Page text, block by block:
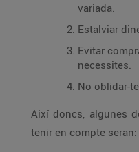
variada.
Estalviar
Evitar
necessites.
No oblidar-
Així doncs, algunes
tenir en compte seran: